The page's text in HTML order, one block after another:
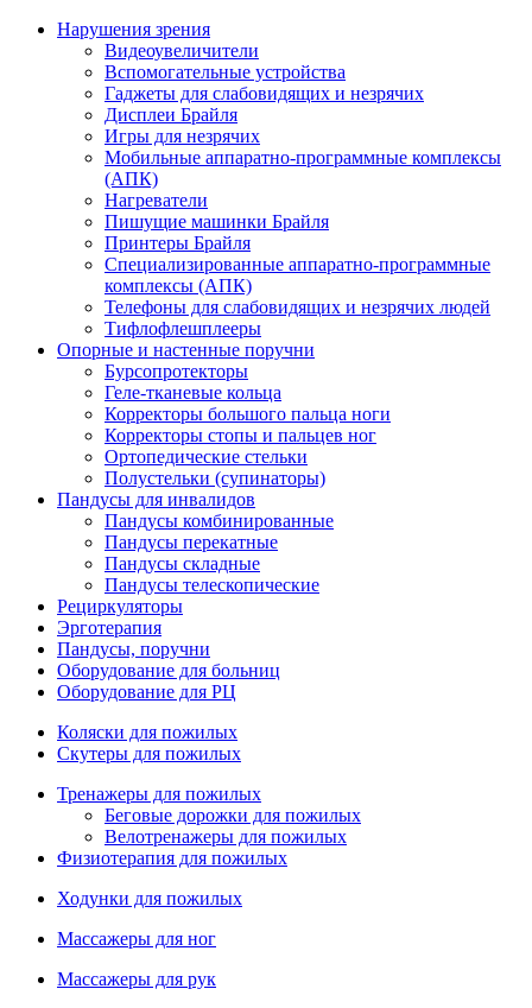
Нарушения зрения
Видеоувеличители
Вспомогательные устройства
Гаджеты для слабовидящих и незрячих
Дисплеи Брайля
Игры для незрячих
Мобильные аппаратно-программные комплексы
(АПК)
Нагреватели
Пишущие машинки Брайля
Принтеры Брайля
Специализированные аппаратно-программные
комплексы (АПК)
Телефоны для слабовидящих и незрячих людей
Тифлофлешплееры
Опорные и настенные поручни
Бурсопротекторы
Геле-тканевые кольца
Корректоры большого пальца ноги
Корректоры стопы и пальцев ног
Ортопедические стельки
Полустельки (супинаторы)
Пандусы для инвалидов
Пандусы комбинированные
Пандусы перекатные
Пандусы складные
Пандусы телескопические
Рециркуляторы
Эрготерапия
Пандусы, поручни
Оборудование для больниц
Оборудование для РЦ
Коляски для пожилых
Скутеры для пожилых
Тренажеры для пожилых
Беговые дорожки для пожилых
Велотренажеры для пожилых
Физиотерапия для пожилых
Ходунки для пожилых
Массажеры для ног
Массажеры для рук